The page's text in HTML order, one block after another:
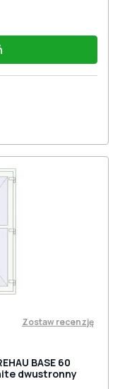
Zostaw recenzję
BASE 60
dwustronny